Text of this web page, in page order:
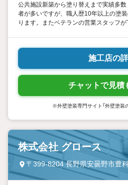
公共施設新築から塗り替えまで実績多
者が多いですが、職人歴10年以上の塗
ります。またベテランの営業スタッフが
施工店の
チャットで見積
※外壁塗装専門サイト「外壁塗装
株式会社 グロース
〒399-8204 長野県安曇野市豊